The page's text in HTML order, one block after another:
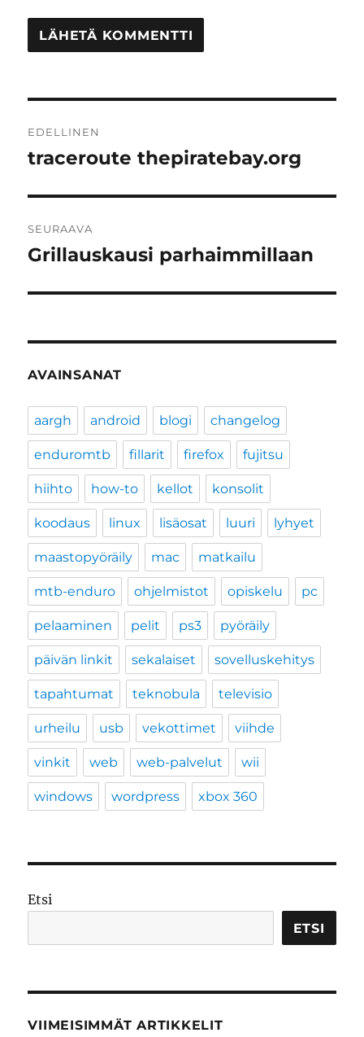
selaus
EDELLINEN
Edellinen
traceroute thepiratebay.org
SEURAAVA
Seuraava
Grillauskausi parhaimmillaan
AVAINSANAT
aargh android blogi changelog
enduromtb fillarit firefox fujitsu
hiihto how-to kellot konsolit
koodaus linux lisäosat luuri lyhyet
maastopyöräily mac matkailu
mtb-enduro ohjelmistot opiskelu pc
pelaaminen pelit ps3 pyöräily
päivän linkit sekalaiset sovelluskehitys
tapahtumat teknobula televisio
urheilu usb vekottimet viihde
vinkit web web-palvelut wii
windows wordpress xbox 360
Etsi
ETSI
VIIMEISIMMÄT ARTIKKELIT